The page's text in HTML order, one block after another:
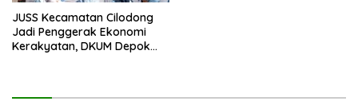
JUSS Kecamatan Cilodong
Jadi Penggerak Ekonomi
Kerakyatan, DKUM Depok